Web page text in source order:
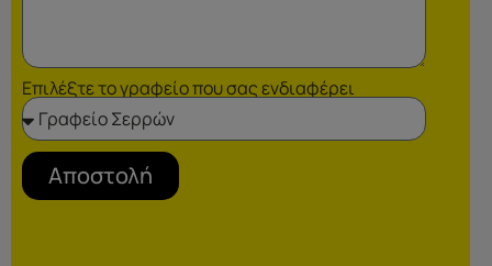
Επιλέξτε το γραφείο που σας ενδιαφέρει
Αποστολή